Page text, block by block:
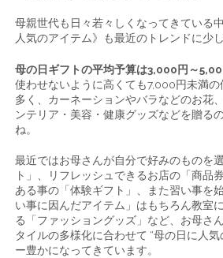
母親世代も日々若々しくなってきている
人気のアイテム》も最近のトレンドに少
母の日ギフトの平均予算は3,000円～
使わせないように高くても7,000円未満
多く、カーネーションやバラなどのお花
ンテリア・美容・健康グッズなどを贈る
ね。
最近ではお母さんが自分で好みのものを
ト」、リフレッシュできるお店の「商品
ある事の「体験ギフト」、また習い事を
い事に因んだアイテム」はもちろん教室
る「ファッショングッズ」など、お母さ
タイルの多様化に合わせて “母の日に人気
ー豊かになってきています。